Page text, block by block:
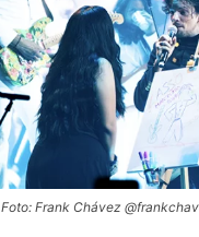
Foto: Frank Chávez